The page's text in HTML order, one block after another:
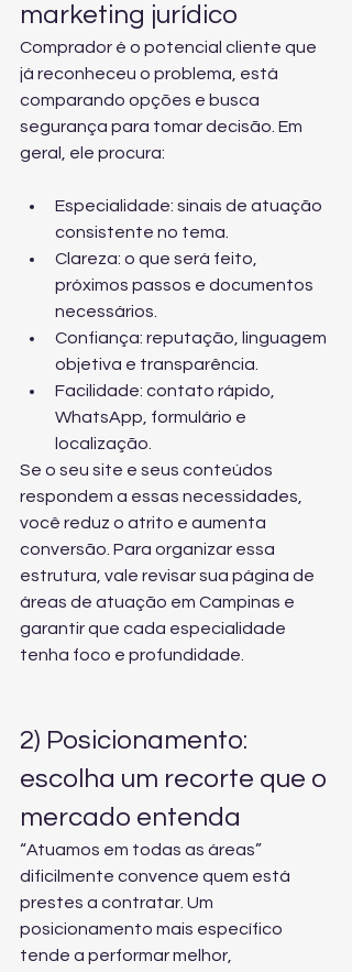
marketing jurídico
Comprador é o potencial cliente que
já reconheceu o problema, está
comparando opções e busca
segurança para tomar decisão. Em
geral, ele procura:
Especialidade: sinais de atuação
consistente no tema.
Clareza: o que será feito,
próximos passos e documentos
necessários.
Confiança: reputação, linguagem
objetiva e transparência.
Facilidade: contato rápido,
WhatsApp, formulário e
localização.
Se o seu site e seus conteúdos
respondem a essas necessidades,
você reduz o atrito e aumenta
conversão. Para organizar essa
estrutura, vale revisar sua página de
áreas de atuação em Campinas e
garantir que cada especialidade
tenha foco e profundidade.
2) Posicionamento:
escolha um recorte que o
mercado entenda
“Atuamos em todas as áreas”
dificilmente convence quem está
prestes a contratar. Um
posicionamento mais específico
tende a performar melhor,